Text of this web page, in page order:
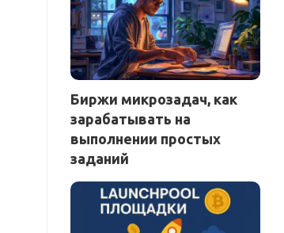
Биржи микрозадач, как
зарабатывать на
выполнении простых
заданий